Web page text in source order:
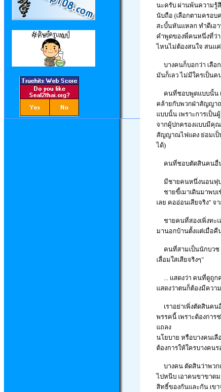
นะครับ ผ่านพ้นความรู้สึ
นับถือ (เลือกตามครอบค
สะบั้นหันแหลก ทำดีเอา
คำพูดของพี่คนหนึ่งที่ว่
ไหนไม่ต้องสนใจ สนแ
บางคนก็บอกว่า เลื
มันก็เลว ไม่มีใครเป็น
คนที่ชอบพูดแบบนั้น เ
คล้ายกับพวกฝ่าสัญญาณ
แบบนั้น เพราะการเป็
จากผู้ปกครองแบบมีคุณ
สัญญาณไฟแดง ย่อมเป็
ได้)
คนที่ชอบตัดสินคนอื่น
มีชายคนหนึ่งนอนฟุ
ชายขี้เมาเดินมาพบเ
เลย คออ่อนเสียจริง" จ
ชายคนที่สองเพิ่งทะเ
มานอกบ้านตั้งแต่เมื่อคื
คนที่สามเป็นนักบวช
เลื่อมใสเสียจริงๆ"
... แสดงว่า คนที่ดูถูก
แสดงว่าตนก็ต้องมีควา
เราอย่าเพิ่งตัดสินคน
พรรคนี้ เพราะต้องการ
แถลง
นโยบาย หรือบางคนเ
ต้องการให้ใครบางคน
บางคน ตัดสินว่าพวกเ
ไปหนีบ เอาคนขาขาดม
สิทธิ์ของกันและกัน เข